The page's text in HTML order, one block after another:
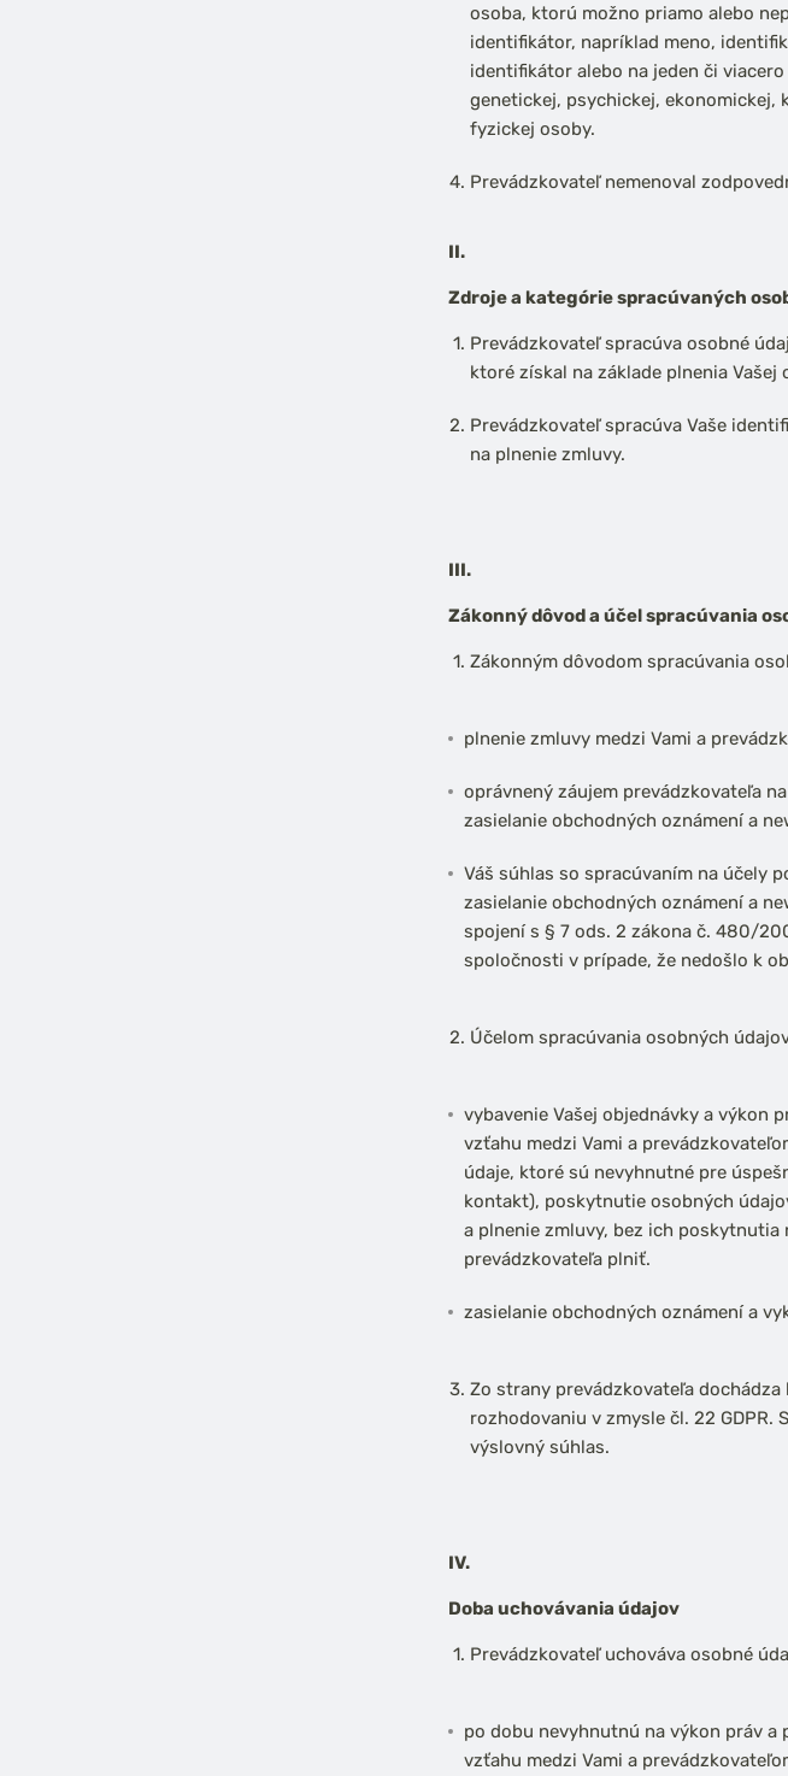
osoba, ktorú možno priamo alebo
identifikátor, napríklad meno,
identifikátor alebo na jeden či
genetickej, psychickej,
fyzickej osoby.
Prevádzkovateľ nemenoval
II.
Zdroje a kategórie spracúvaných
Prevádzkovateľ spracúva osobné
ktoré získal na základe plnenia Vašej
Prevádzkovateľ spracúva Vaše
na plnenie zmluvy.
III.
Zákonný dôvod a účel spracúvania
Zákonným dôvodom spracúvania
plnenie zmluvy medzi Vami a
oprávnený záujem prevádzkovateľa
zasielanie obchodných oznámení a
Váš súhlas so spracúvaním na účely
zasielanie obchodných oznámení a
spojení s § 7 ods. 2 zákona č. 480/
spoločnosti v prípade, že nedošlo k
Účelom spracúvania osobných
vybavenie Vašej objednávky a výkon
vzťahu medzi Vami a
údaje, ktoré sú nevyhnutné pre
kontakt), poskytnutie osobných
a plnenie zmluvy, bez ich
prevádzkovateľa plniť.
zasielanie obchodných oznámení a
Zo strany prevádzkovateľa
rozhodovaniu v zmysle čl. 22
výslovný súhlas.
IV.
Doba uchovávania údajov
Prevádzkovateľ uchováva osobné
po dobu nevyhnutnú na výkon práv
vzťahu medzi Vami a